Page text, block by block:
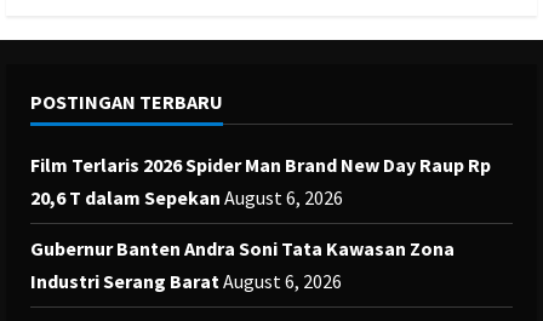
POSTINGAN TERBARU
Film Terlaris 2026 Spider Man Brand New Day Raup Rp
20,6 T dalam Sepekan August 6, 2026
Gubernur Banten Andra Soni Tata Kawasan Zona
Industri Serang Barat August 6, 2026